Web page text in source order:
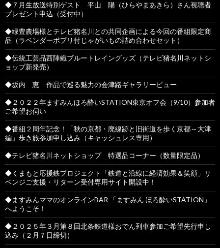
◆７月生放送特別ゲスト 平山 陽（ひらやまあきら）さん視聴者
プレゼント申込（受付中）
◆緑豊農場様とテレビ猪名川との共同企画による今回の番組限定商
品（ラベンダーポプリ付じゃがいもの詰め合わせセット）
◆伝統工芸品西陣織ブルートレイングッズ（テレビ猪名川ネットシ
ョップ新発売）
◆坂内 恵 作品で巡る魅力の会津路ギャラリービュー
◆２０２２年ますみんほろ酔いSTATION東京オフ会（9/10）参加者
ご希望お伺い
◆番組２周年記念！「秋の京都・廃線跡と旧街道を歩く京都～大津
編」歩き旅参加申し込み（キャッシュレス専用）
◆テレビ猪名川ネットショップ 特選品コーナー（数量限定品）
◆くまもと応援鉄プロジェクト「鉄道と沿線に経済効果＆笑顔」リ
ベンジご支援・リターン受付専用サイト開設中！
◆ますみんママのオンラインBAR 「ますみん ほろ酔いSTATION」
へようこそ！
◆２０２５年３月第８回北条鉄道様おでん列車参加ご希望先行申し
込み（２月７日締切）